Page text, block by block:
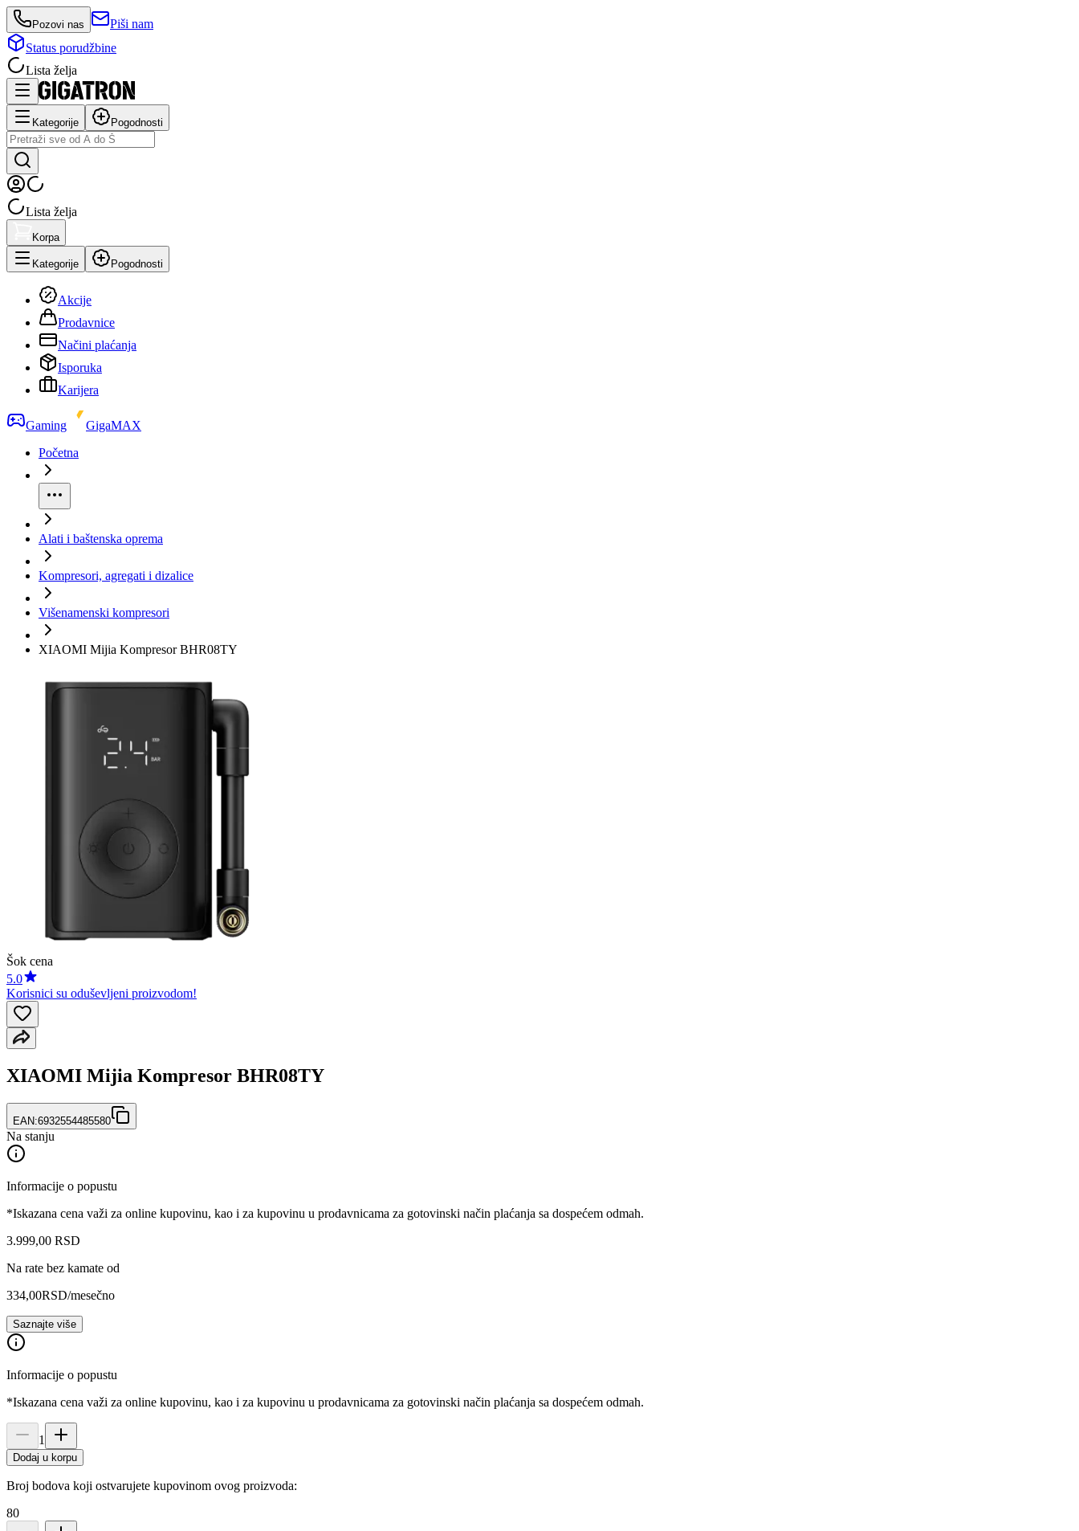
Pozovi nas
Piši nam
Status porudžbine
Lista želja
Kategorije Pogodnosti
Lista želja
Korpa
Kategorije Pogodnosti
Akcije
Prodavnice
Načini plaćanja
Isporuka
Karijera
Gaming
GigaMAX
Početna
Alati i baštenska oprema
Kompresori, agregati i dizalice
Višenamenski kompresori
XIAOMI Mijia Kompresor BHR08TY
Šok cena
5.0
Korisnici su oduševljeni proizvodom!
XIAOMI Mijia Kompresor BHR08TY
EAN:6932554485580
Na stanju
Informacije o popustu
*Iskazana cena važi za online kupovinu, kao i za kupovinu u prodavnicama za gotovinski način plaćanja sa dospećem odmah.
3.999,00 RSD
Na rate bez kamate od
334,00RSD/mesečno
Saznajte više
Informacije o popustu
*Iskazana cena važi za online kupovinu, kao i za kupovinu u prodavnicama za gotovinski način plaćanja sa dospećem odmah.
1
Dodaj u korpu
Broj bodova koji ostvarujete kupovinom ovog proizvoda:
80